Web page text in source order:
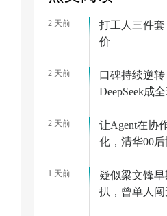
2 天前
打工人三件
价
2 天前
口碑持续逆转
DeepSeek成
2 天前
让Agent在协
化，清华00
1 天前
疑似梁文锋
扒，曾单人